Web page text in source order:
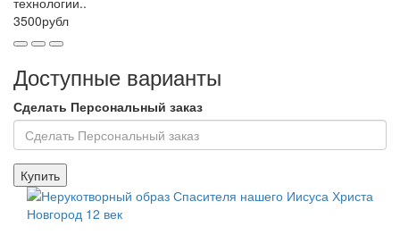
3500рубл
Доступные варианты
Сделать Персональный заказ
Купить